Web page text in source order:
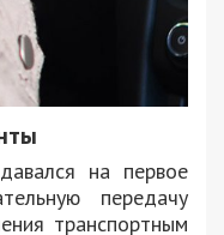
на первое
передачу
транспортным